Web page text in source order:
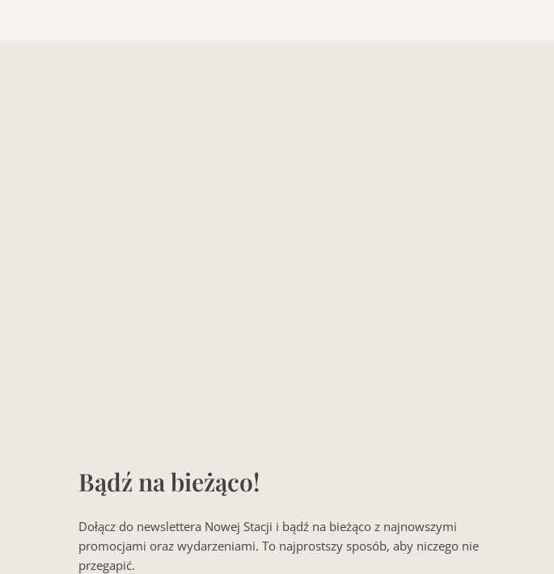
Bądź na bieżąco!
Dołącz do newslettera Nowej Stacji i bądź na bieżąco z najnowszymi
promocjami oraz wydarzeniami. To najprostszy sposób, aby niczego nie
przegapić.